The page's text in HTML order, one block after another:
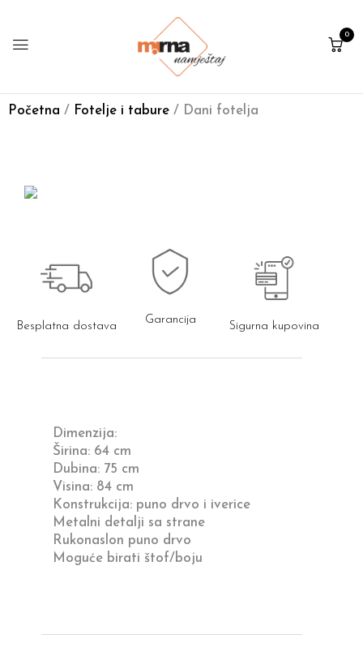
0
Početna / Fotelje i tabure / Dani fotelja
Besplatna dostava Garancija Sigurna kupovina
Dimenzija:
Širina: 64 cm
Dubina: 75 cm
Visina: 84 cm
Konstrukcija: puno drvo i iverice
Metalni detalji sa strane
Rukonaslon puno drvo
Moguće birati štof/boju